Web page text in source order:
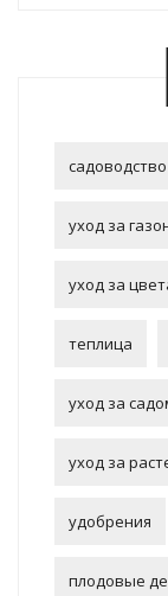
садоводство
уход за
уход за
теплица
уход за
уход за
удобрения
плодовые